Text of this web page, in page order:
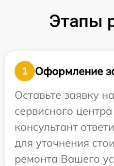
Этапы
1
Оформление
Оставьте заявку
сервисного
консультант
для уточнения
ремонта Вашего